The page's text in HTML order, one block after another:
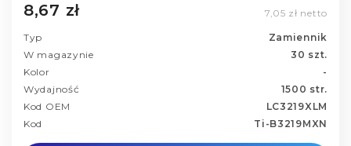
8,67 zł 7,05 zł netto
Typ
Zamiennik
W magazynie
30 szt.
Kolor
-
Wydajność
1500 str.
Kod OEM
LC3219XLM
Kod
Ti-B3219MXN